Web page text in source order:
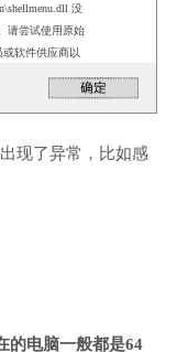
没
请尝试使用原始
软件供应商以
出现了异常，比如感
的电脑一般都是64